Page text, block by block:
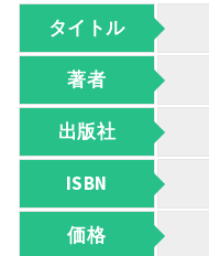
タイトル
著者
出版社
ISBN
価格